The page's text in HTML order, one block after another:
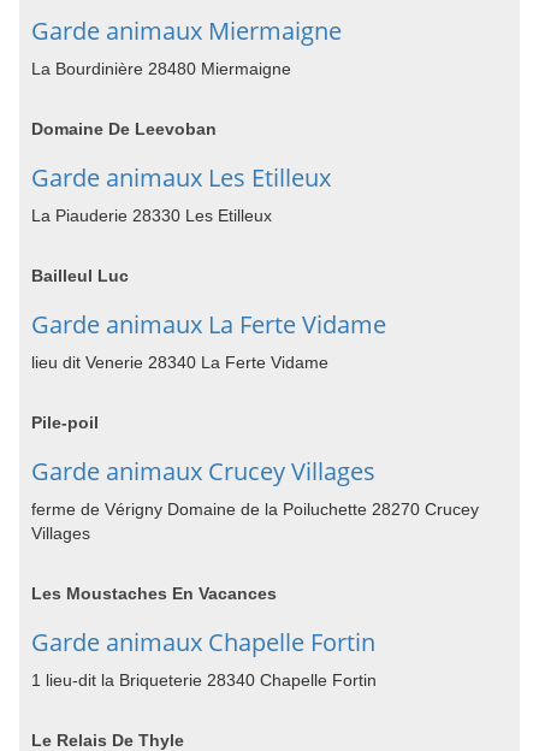
Garde animaux Miermaigne
La Bourdinière 28480 Miermaigne
Domaine De Leevoban
Garde animaux Les Etilleux
La Piauderie 28330 Les Etilleux
Bailleul Luc
Garde animaux La Ferte Vidame
lieu dit Venerie 28340 La Ferte Vidame
Pile-poil
Garde animaux Crucey Villages
ferme de Vérigny Domaine de la Poiluchette 28270 Crucey
Villages
Les Moustaches En Vacances
Garde animaux Chapelle Fortin
1 lieu-dit la Briqueterie 28340 Chapelle Fortin
Le Relais De Thyle